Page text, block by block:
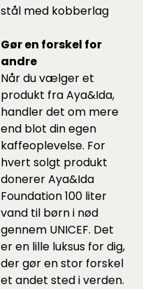
stål med kobberlag
Gør en forskel for
andre
Når du vælger et
produkt fra Aya&Ida,
handler det om mere
end blot din egen
kaffeoplevelse. For
hvert solgt produkt
donerer Aya&Ida
Foundation 100 liter
vand til børn i nød
gennem UNICEF. Det
er en lille luksus for dig,
der gør en stor forskel
et andet sted i verden.